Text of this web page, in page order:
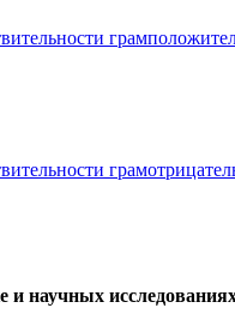
и научных